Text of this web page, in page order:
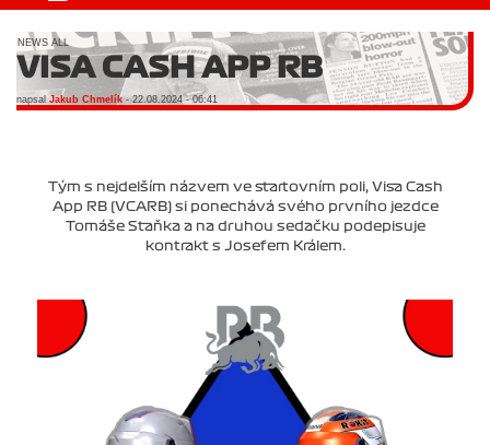
NEWS ALL
VISA CASH APP RB
napsal Jakub Chmelík- 22.08.2024 - 06:41
Tým s nejdelším názvem ve startovním poli, Visa Cash
App RB (VCARB) si ponechává svého prvního jezdce
Tomáše Staňka a na druhou sedačku podepisuje
kontrakt s Josefem Králem.